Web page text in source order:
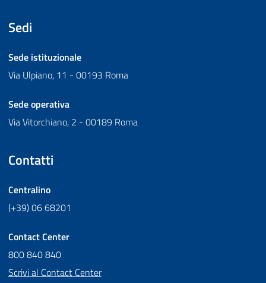
Sedi
Sede istituzionale
Via Ulpiano, 11 - 00193 Roma
Sede operativa
Via Vitorchiano, 2 - 00189 Roma
Contatti
Centralino
(+39) 06 68201
Contact Center
800 840 840
Scrivi al Contact Center